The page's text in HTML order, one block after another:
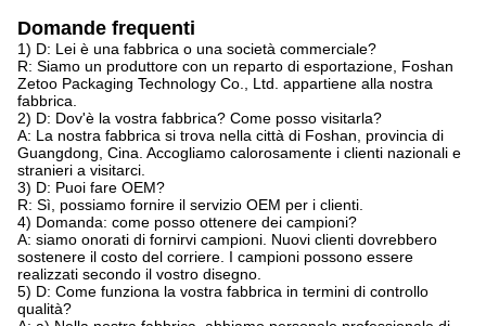
Domande frequenti
1) D: Lei è una fabbrica o una società commerciale?
R: Siamo un produttore con un reparto di esportazione, Foshan
Zetoo Packaging Technology Co., Ltd. appartiene alla nostra
fabbrica.
2) D: Dov'è la vostra fabbrica? Come posso visitarla?
A: La nostra fabbrica si trova nella città di Foshan, provincia di
Guangdong, Cina. Accogliamo calorosamente i clienti nazionali e
stranieri a visitarci.
3) D: Puoi fare OEM?
R: Sì, possiamo fornire il servizio OEM per i clienti.
4) Domanda: come posso ottenere dei campioni?
A: siamo onorati di fornirvi campioni. Nuovi clienti dovrebbero
sostenere il costo del corriere. I campioni possono essere
realizzati secondo il vostro disegno.
5) D: Come funziona la vostra fabbrica in termini di controllo
qualità?